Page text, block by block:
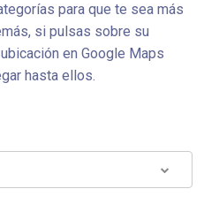
para que te sea más
si pulsas sobre su
en Google Maps
hasta ellos.